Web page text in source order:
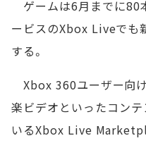
ゲームは6月までに80
ービスのXbox Liveでも
する。
Xbox 360ユーザー向
楽ビデオといったコン
いるXbox Live